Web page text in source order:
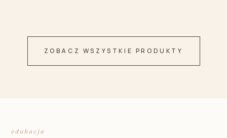
ZOBACZ WSZYSTKIE PRODUKTY
edukacja